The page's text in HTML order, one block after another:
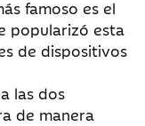
famoso es el
popularizó esta
de dispositivos
las dos
de manera